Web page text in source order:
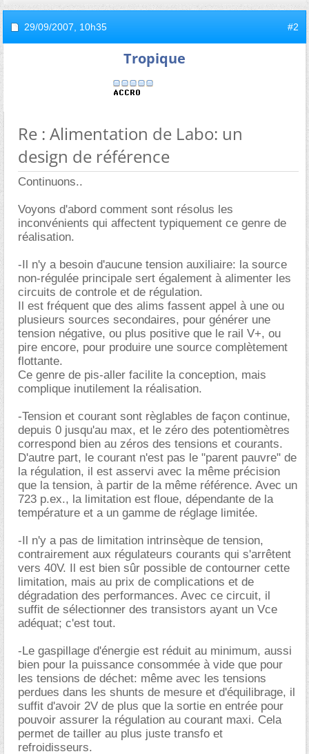
29/09/2007, 10h35 #2
Tropique
Re : Alimentation de Labo: un
design de référence
Continuons..
Voyons d'abord comment sont résolus les
inconvénients qui affectent typiquement ce genre de
réalisation.
-Il n'y a besoin d'aucune tension auxiliaire: la source
non-régulée principale sert également à alimenter les
circuits de controle et de régulation.
Il est fréquent que des alims fassent appel à une ou
plusieurs sources secondaires, pour générer une
tension négative, ou plus positive que le rail V+, ou
pire encore, pour produire une source complètement
flottante.
Ce genre de pis-aller facilite la conception, mais
complique inutilement la réalisation.
-Tension et courant sont règlables de façon continue,
depuis 0 jusqu'au max, et le zéro des potentiomètres
correspond bien au zéros des tensions et courants.
D'autre part, le courant n'est pas le "parent pauvre" de
la régulation, il est asservi avec la même précision
que la tension, à partir de la même référence. Avec un
723 p.ex., la limitation est floue, dépendante de la
température et a un gamme de réglage limitée.
-Il n'y a pas de limitation intrinsèque de tension,
contrairement aux régulateurs courants qui s'arrêtent
vers 40V. Il est bien sûr possible de contourner cette
limitation, mais au prix de complications et de
dégradation des performances. Avec ce circuit, il
suffit de sélectionner des transistors ayant un Vce
adéquat; c'est tout.
-Le gaspillage d'énergie est réduit au minimum, aussi
bien pour la puissance consommée à vide que pour
les tensions de déchet: même avec les tensions
perdues dans les shunts de mesure et d'équilibrage, il
suffit d'avoir 2V de plus que la sortie en entrée pour
pouvoir assurer la régulation au courant maxi. Cela
permet de tailler au plus juste transfo et
refroidisseurs.